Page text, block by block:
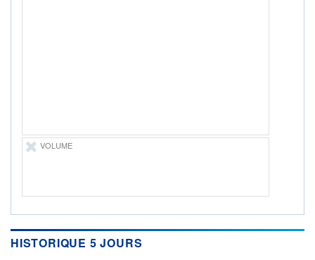
VOLUME
HISTORIQUE 5 JOURS